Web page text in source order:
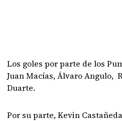
Los goles por parte de los
Juan Macías, Álvaro Angulo,
Duarte.
Por su parte, Kevin